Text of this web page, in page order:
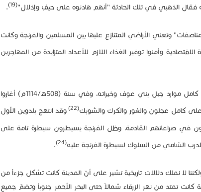
الذهبي في تلك الحادثة "أنهم هادنوه على حيفٍ وإذلال"(19)
.
وتعني الأراضي المتنازع عليها بين المسلمين والفرنجة وكانت
الاقتصادية وأمنوا توفير الغذاء اللازم للأعداد المتزايدة من المهاجرين
ولم يكتف الفرنجة بالمناصفات بل زادت أطماعهم مدفوعين للحصول على كامل موارد جبل بني عوف وخيراته، وفي سنة (508هـ/1114م) أغاروا
كامل عجلون والغور والكرك والشوبك(22) وقد انتهج بلدوين الأول
في صراعاتهم القادمة، وظل الفرنجة يسيطرون سيطرة تامة على
(24)
.
لا نملك دلالات تاريخية تشير على أنّ المدينة كانت تشكل جزءاً من
كانت تمتد من نهر الزرقاء شمالاً حتى البحر الأحمر جنوباً وتضمّ جميع